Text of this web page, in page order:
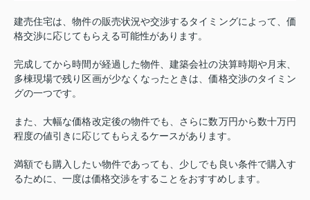
建売住宅は、物件の販売状況や交渉するタイミングによって、価
格交渉に応じてもらえる可能性があります。
完成してから時間が経過した物件、建築会社の決算時期や月末、
多棟現場で残り区画が少なくなったときは、価格交渉のタイミン
グの一つです。
また、大幅な価格改定後の物件でも、さらに数万円から数十万円
程度の値引きに応じてもらえるケースがあります。
満額でも購入したい物件であっても、少しでも良い条件で購入す
るために、一度は価格交渉をすることをおすすめします。